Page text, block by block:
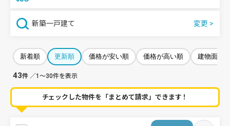
新築一戸建て
新着順 更新順 価格が安い順 価格が高い順 建物面積
43件 ／1～30件を表示
チェックした物件を「まとめて請求」できます！